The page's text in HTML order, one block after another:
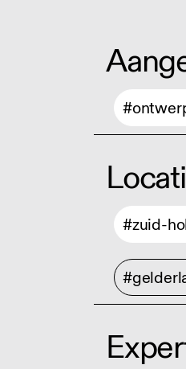
#zuid-